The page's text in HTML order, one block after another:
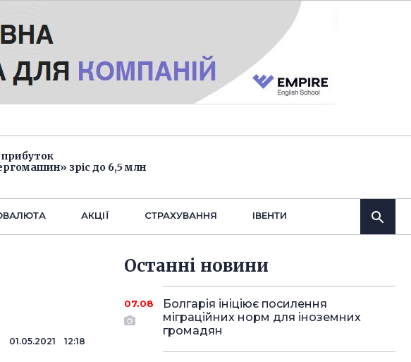
зріс до 6,5 млн
АКЦІЇ СТРАХУВАННЯ IВЕНТИ
01.05.2021 12:18
Останнi новини
07.08
Болгарія ініціює посилення
міграційних норм для іноземних
громадян